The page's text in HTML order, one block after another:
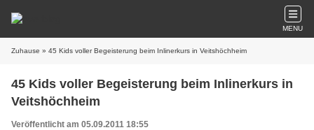
MENU
Zuhause » 45 Kids voller Begeisterung beim Inlinerkurs in Veitshöchheim
45 Kids voller Begeisterung beim Inlinerkurs in
Veitshöchheim
Veröffentlicht am 05.09.2011 18:55